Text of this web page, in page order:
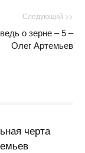
Следующий >>
о зерне – 5 –
Олег Артемьев
черта